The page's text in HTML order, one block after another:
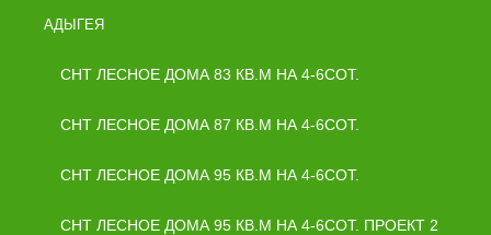
АДЫГЕЯ
СНТ ЛЕСНОЕ ДОМА 83 КВ.М НА 4-6СОТ.
СНТ ЛЕСНОЕ ДОМА 87 КВ.М НА 4-6СОТ.
СНТ ЛЕСНОЕ ДОМА 95 КВ.М НА 4-6СОТ.
СНТ ЛЕСНОЕ ДОМА 95 КВ.М НА 4-6СОТ. ПРОЕКТ 2